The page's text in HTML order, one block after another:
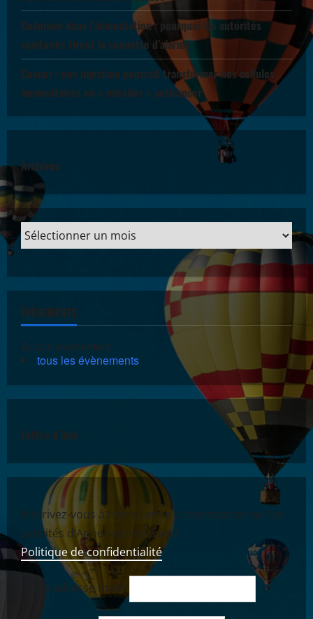
Cadmium dans l’alimentation : pourquoi les autorités
sanitaires tirent la sonnette d’alarme
Cancer : une injection pourrait transformer nos cellules
immunitaires en « missiles » anticancer
Archives
ÉVÈNEMENTS
Aucun évènement
tous les évènements
Lettre d'info
Inscrivez-vous à notre Lettre d'information sur les
activités d’Annonay Info Santé.
Politique de confidentialité
Votre adresse mail*